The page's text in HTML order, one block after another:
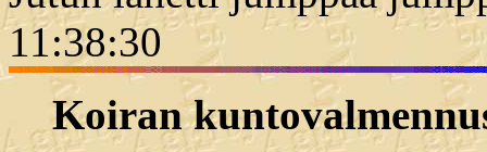
11:38:30
Koiran